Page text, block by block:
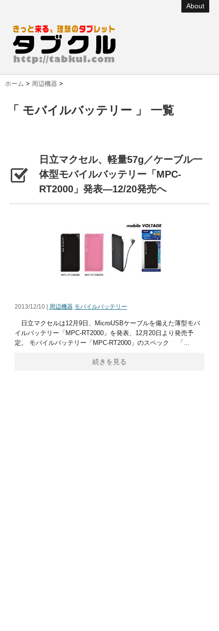
About
ホーム > 周辺機器 >
「 モバイルバッテリー 」 一覧
日立マクセル、軽量57g／ケーブル一
体型モバイルバッテリー「MPC-
RT2000」発表―12/20発売へ
2013/12/10 | 周辺機器 モバイルバッテリー
日立マクセルは12月9日、MicroUSBケーブルを備えた薄型モバ
イルバッテリー「MPC-RT2000」を発表、12月20日より発売予
定。 モバイルバッテリー「MPC-RT2000」のスペック 「...
続きを見る